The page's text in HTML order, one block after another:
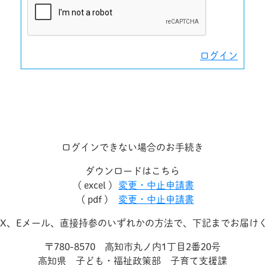
ログイン
ログインできない場合のお手続き
ダウンロードはこちら
( excel )
変更・中止申請書
( pdf )
変更・中止申請書
、Eメール、直接持参のいずれかの方法で、下記までお届け
〒780-8570 高知市丸ノ内1丁目2番20号
高知県 子ども・福祉政策部 子育て支援課